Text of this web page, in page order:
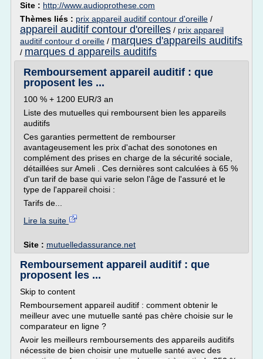
Site : http://www.audioprothese.com
Thèmes liés : prix appareil auditif contour d'oreille /
appareil auditif contour d'oreilles / prix appareil
auditif contour d oreille / marques d'appareils auditifs
/ marques d appareils auditifs
Remboursement appareil auditif : que
proposent les ...
100 % + 1200 EUR/3 an
Liste des mutuelles qui remboursent bien les appareils
auditifs
Ces garanties permettent de rembourser
avantageusement les prix d'achat des sonotones en
complément des prises en charge de la sécurité sociale,
détaillées sur Ameli . Ces dernières sont calculées à 65 %
d'un tarif de base qui varie selon l'âge de l'assuré et le
type de l'appareil choisi :
Tarifs de...
Lire la suite
Site : mutuelledassurance.net
Remboursement appareil auditif : que
proposent les ...
Skip to content
Remboursement appareil auditif : comment obtenir le
meilleur avec une mutuelle santé pas chère choisie sur le
comparateur en ligne ?
Avoir les meilleurs remboursements des appareils auditifs
nécessite de bien choisir une mutuelle santé avec des